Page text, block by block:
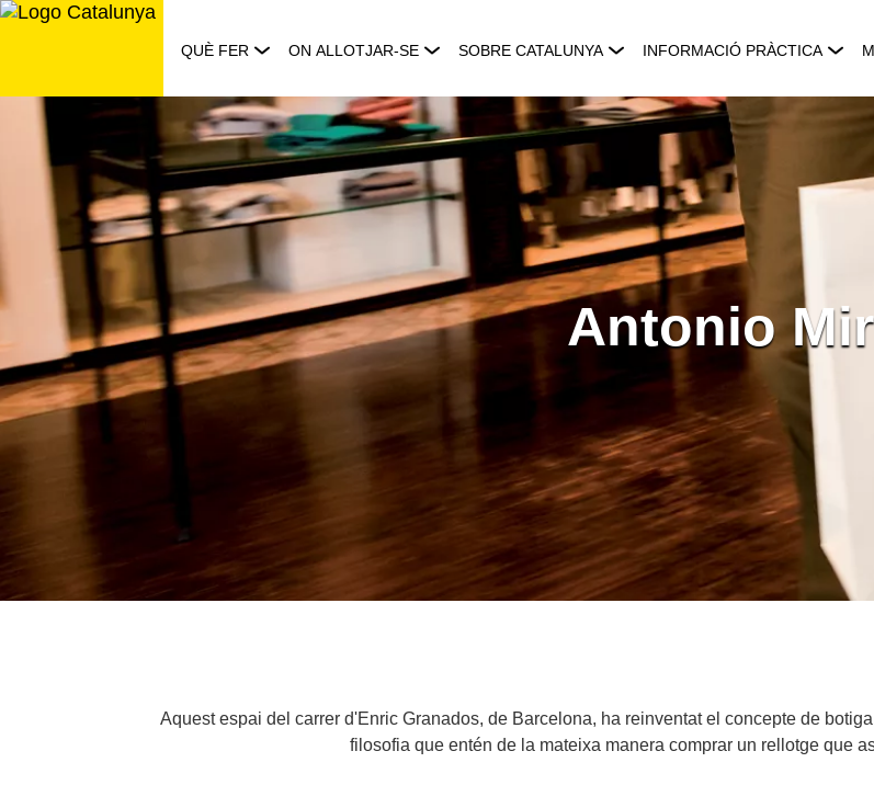
Saltar
QUÈ FER ON ALLOTJAR-SE SOBRE CATALUNYA INFORMACIÓ PRÀCTICA
Antonio
Aquest espai del carrer d'Enric Granados, de Barcelona, ha reinventat el concepte de
filosofia que entén de la mateixa manera comprar un rellotge que